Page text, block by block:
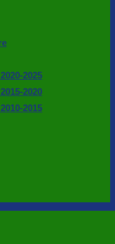
2025
2020
2015